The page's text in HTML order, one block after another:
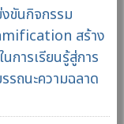
ขันกิจกรรม
สร้าง
นการเรียนรู้สู่การ
ถนะความฉลาด